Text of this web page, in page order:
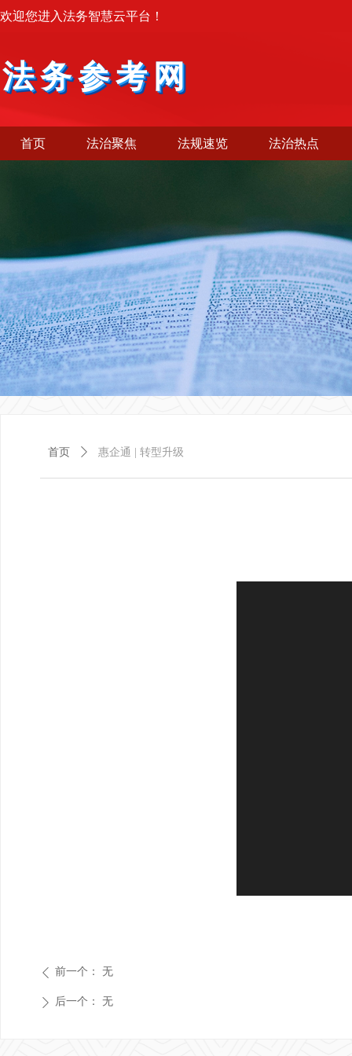
欢迎您进入法务智慧云平台！
法务参考网
首页 法治聚焦 法规速览 法治热点
首页 ꄲ 惠企通 | 转型升级
ꄴ 前一个： 无
ꄲ 后一个： 无